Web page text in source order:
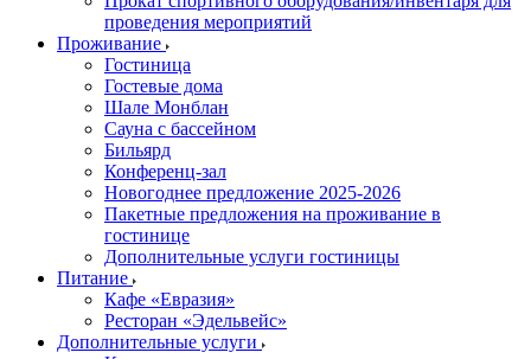
проведения мероприятий
Проживание
Гостиница
Гостевые дома
Шале Монблан
Сауна с бассейном
Бильярд
Конференц-зал
Новогоднее предложение 2025-2026
Пакетные предложения на проживание в
гостинице
Дополнительные услуги гостиницы
Питание
Кафе «Евразия»
Ресторан «Эдельвейс»
Дополнительные услуги